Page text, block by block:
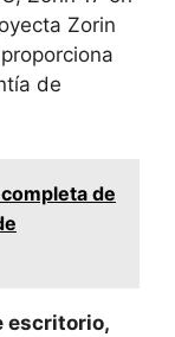
Zorin
de
de
escritorio,